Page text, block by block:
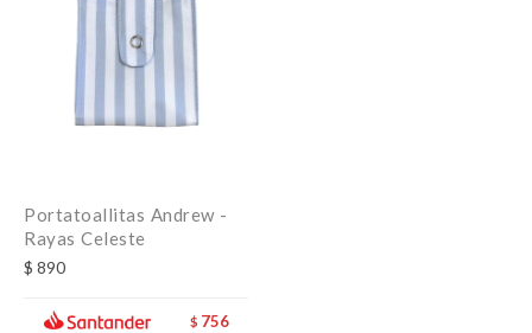
Portatoallitas Andrew -
Rayas Celeste
$ 890
$ 756